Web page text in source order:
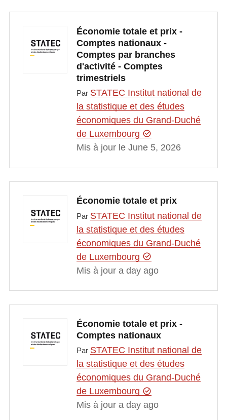
Économie totale et prix -
Comptes nationaux -
Comptes par branches
d'activité - Comptes
trimestriels
Par STATEC Institut national de
la statistique et des études
économiques du Grand-Duché
de Luxembourg
Mis à jour le June 5, 2026
Économie totale et prix
Par STATEC Institut national de
la statistique et des études
économiques du Grand-Duché
de Luxembourg
Mis à jour a day ago
Économie totale et prix -
Comptes nationaux
Par STATEC Institut national de
la statistique et des études
économiques du Grand-Duché
de Luxembourg
Mis à jour a day ago